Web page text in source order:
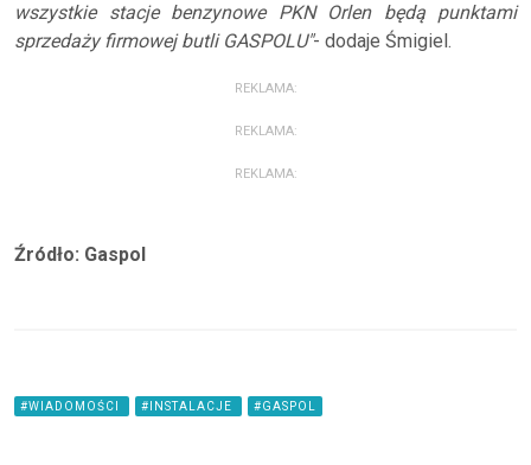
wszystkie stacje benzynowe PKN Orlen będą punktami
sprzedaży firmowej butli GASPOLU"- dodaje Śmigiel.
REKLAMA:
REKLAMA:
REKLAMA:
Źródło: Gaspol
#WIADOMOŚCI #INSTALACJE #GASPOL